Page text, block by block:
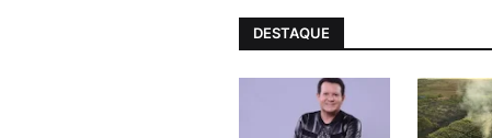
DESTAQUE